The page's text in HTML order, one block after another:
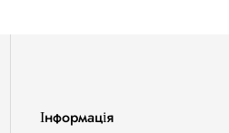
Інформація